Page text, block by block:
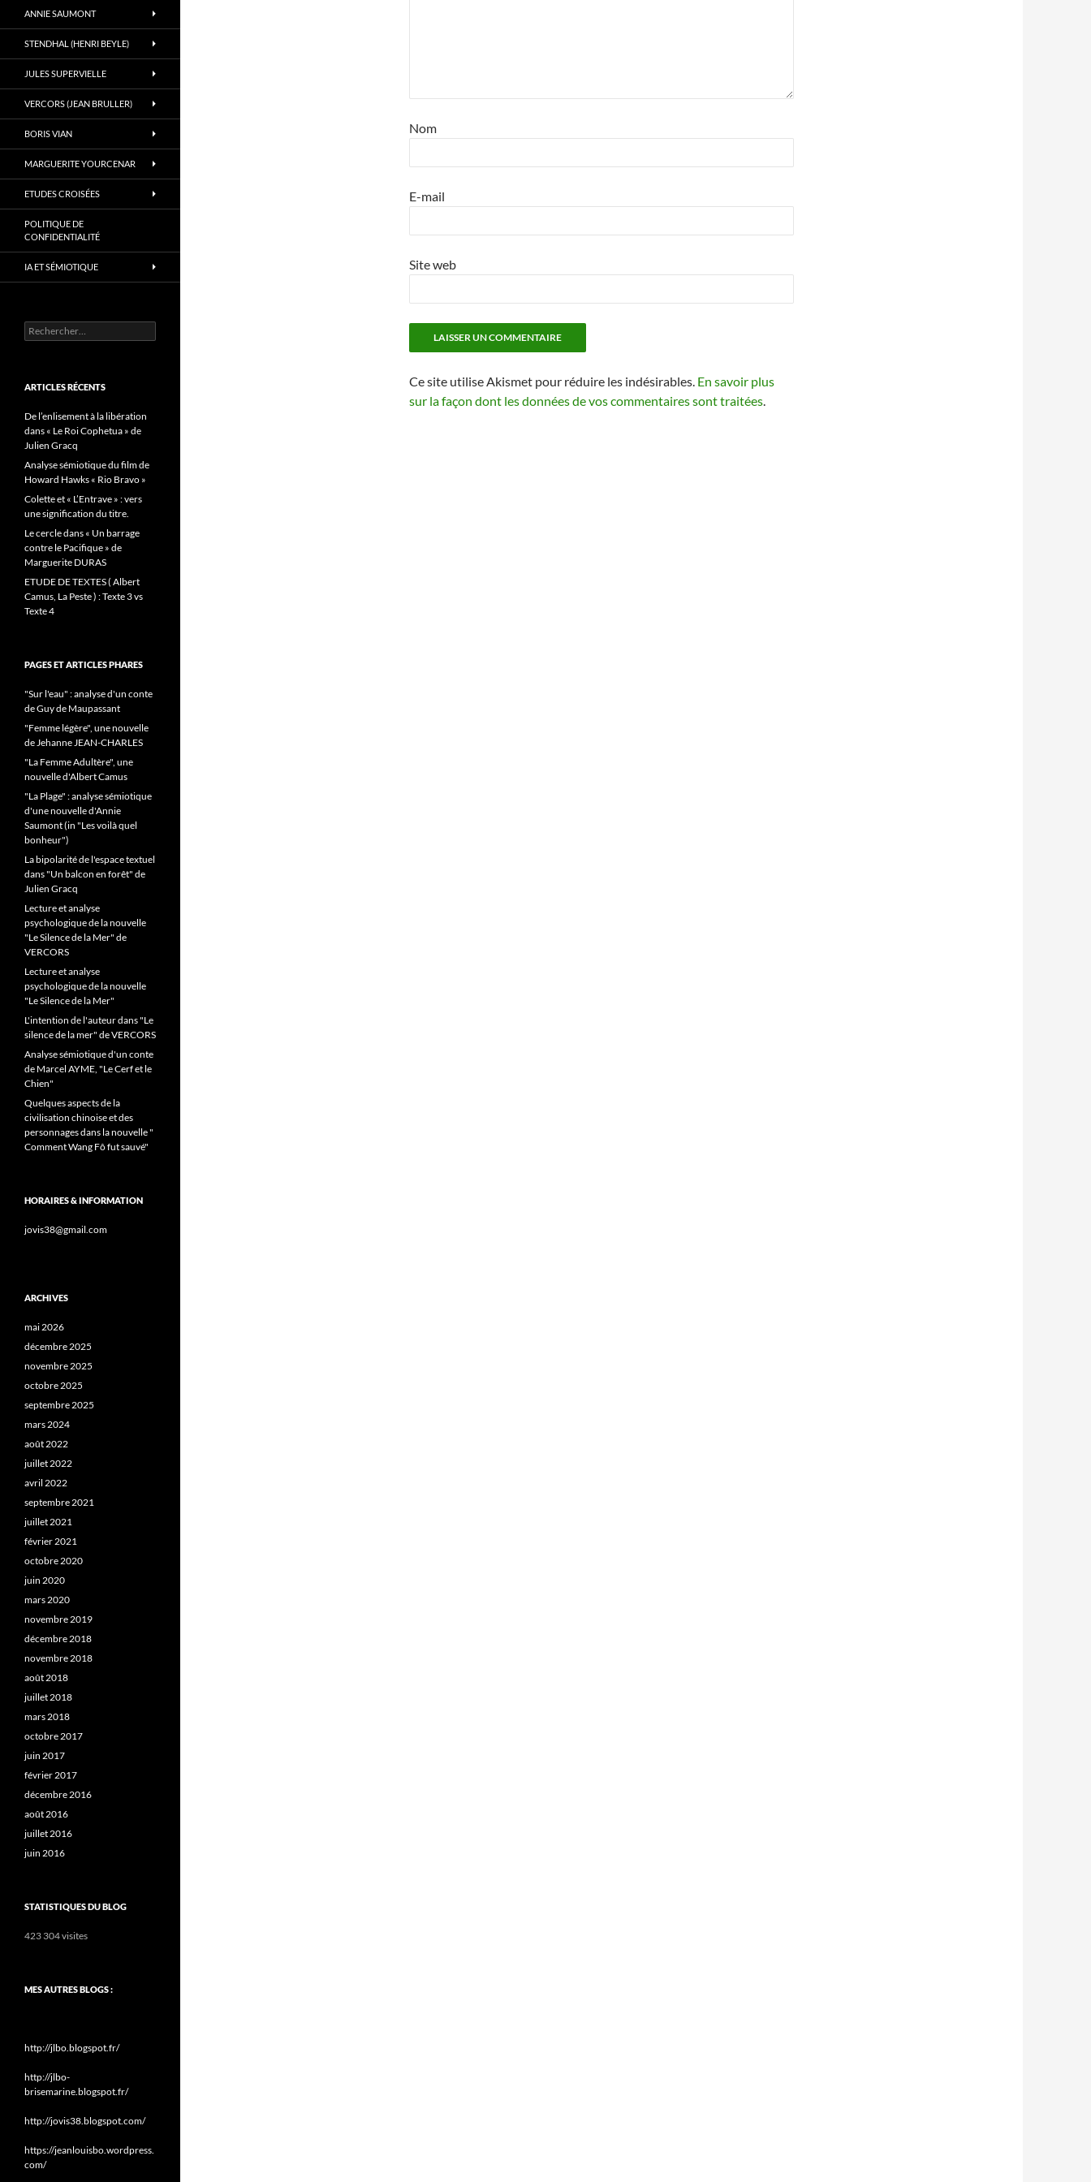
Nom
E-mail
Site web
Ce site utilise Akismet pour réduire les indésirables. En savoir plus
sur la façon dont les données de vos commentaires sont traitées.
ANNIE SAUMONT
STENDHAL (HENRI BEYLE)
JULES SUPERVIELLE
VERCORS (JEAN BRULLER)
BORIS VIAN
MARGUERITE YOURCENAR
ETUDES CROISÉES
POLITIQUE DE
CONFIDENTIALITÉ
IA ET SÉMIOTIQUE
Rechercher :
ARTICLES RÉCENTS
De l’enlisement à la libération
dans « Le Roi Cophetua » de
Julien Gracq
Analyse sémiotique du film de
Howard Hawks « Rio Bravo »
Colette et « L’Entrave » : vers
une signification du titre.
Le cercle dans « Un barrage
contre le Pacifique » de
Marguerite DURAS
ETUDE DE TEXTES ( Albert
Camus, La Peste ) : Texte 3 vs
Texte 4
PAGES ET ARTICLES PHARES
"Sur l'eau" : analyse d'un conte
de Guy de Maupassant
"Femme légère", une nouvelle
de Jehanne JEAN-CHARLES
"La Femme Adultère", une
nouvelle d'Albert Camus
"La Plage" : analyse sémiotique
d'une nouvelle d'Annie
Saumont (in "Les voilà quel
bonheur")
La bipolarité de l'espace textuel
dans "Un balcon en forêt" de
Julien Gracq
Lecture et analyse
psychologique de la nouvelle
"Le Silence de la Mer" de
VERCORS
Lecture et analyse
psychologique de la nouvelle
"Le Silence de la Mer"
L'intention de l'auteur dans "Le
silence de la mer" de VERCORS
Analyse sémiotique d'un conte
de Marcel AYME, "Le Cerf et le
Chien"
Quelques aspects de la
civilisation chinoise et des
personnages dans la nouvelle "
Comment Wang Fô fut sauvé"
HORAIRES & INFORMATION
jovis38@gmail.com
ARCHIVES
mai 2026
décembre 2025
novembre 2025
octobre 2025
septembre 2025
mars 2024
août 2022
juillet 2022
avril 2022
septembre 2021
juillet 2021
février 2021
octobre 2020
juin 2020
mars 2020
novembre 2019
décembre 2018
novembre 2018
août 2018
juillet 2018
mars 2018
octobre 2017
juin 2017
février 2017
décembre 2016
août 2016
juillet 2016
juin 2016
STATISTIQUES DU BLOG
423 304 visites
MES AUTRES BLOGS :
http://jlbo.blogspot.fr/
http://jlbo-
brisemarine.blogspot.fr/
http://jovis38.blogspot.com/
https://jeanlouisbo.wordpress.
com/